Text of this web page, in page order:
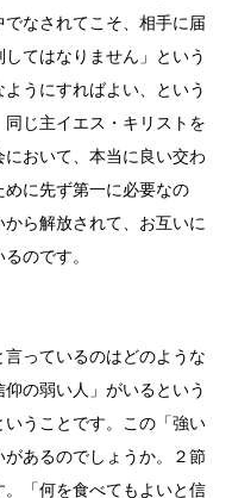
なされてこそ、相手に届
てはなりません」という
うにすればよい、という
じ主イエス・キリストを
おいて、本当に良い交わ
めに先ず第一に必要なの
ら解放されて、お互いに
のです。
っているのはどのような
の弱い人」がいるという
うことです。この「強い
あるのでしょうか。２節
「何を食べてもよいと信